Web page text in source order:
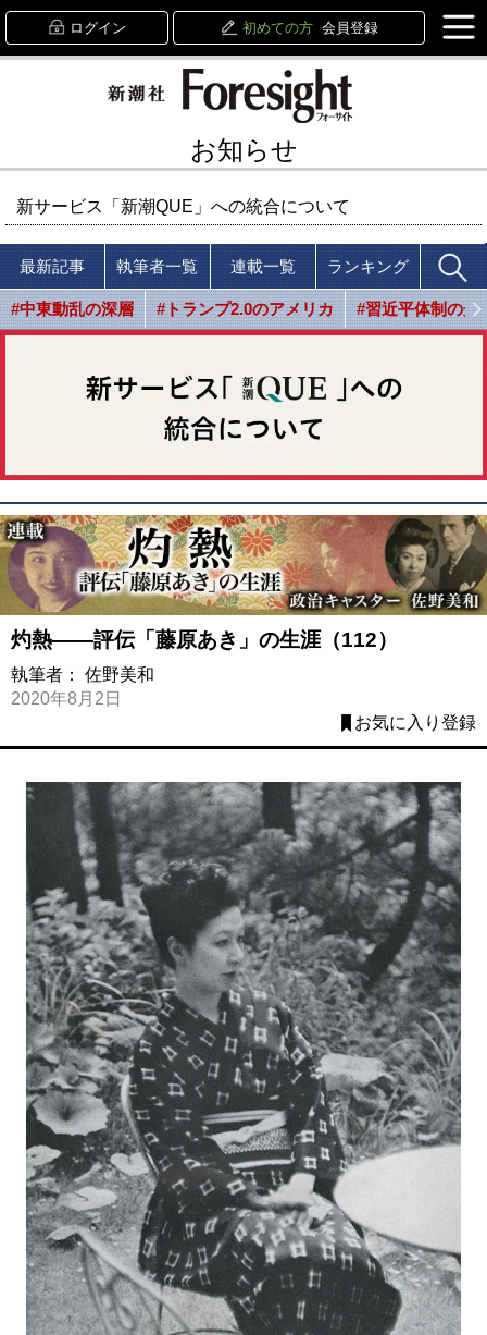
ログイン 初めての方 会員登録
お知らせ
新サービス「新潮QUE」への統合について
最新記事 執筆者一覧 連載一覧 ランキング
#中東動乱の深層 #トランプ2.0のアメリカ #習近平体制の光
灼熱――評伝「藤原あき」の生涯（112）
執筆者： 佐野美和
2020年8月2日
お気に入り登録